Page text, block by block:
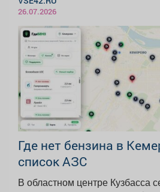
26.07.2026
Где нет бензина в
список АЗС
В областном центре Кузбасса